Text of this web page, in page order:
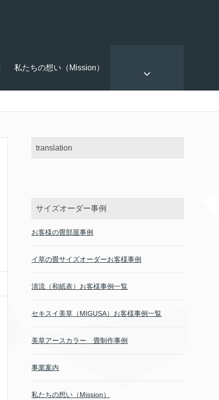
私たちの想い（Mission）
translation
サイズオーダー事例
お客様の畳部屋事例
イ草の畳サイズオーダーお客様事例
清流（和紙表）お客様事例一覧
セキスイ美草（MIGUSA）お客様事例一覧
美草アースカラー 畳制作事例
事業案内
私たちの想い（Mission）